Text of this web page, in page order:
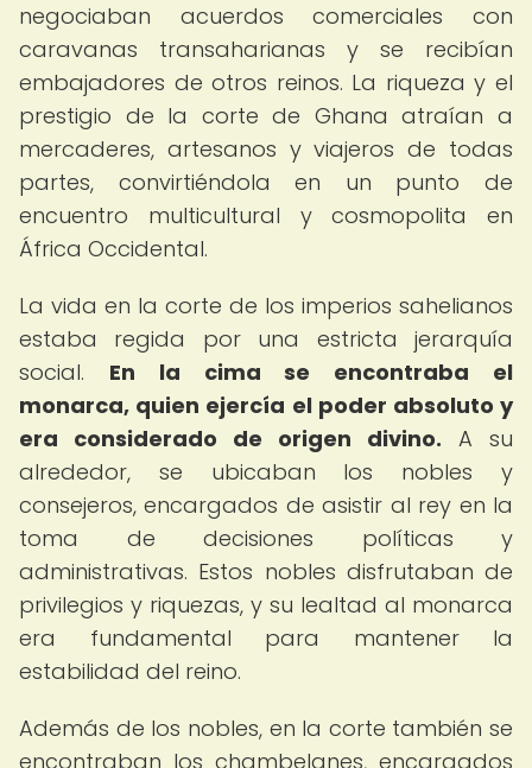
negociaban acuerdos comerciales con
caravanas transaharianas y se recibían
embajadores de otros reinos. La riqueza y el
prestigio de la corte de Ghana atraían a
mercaderes, artesanos y viajeros de todas
partes, convirtiéndola en un punto de
encuentro multicultural y cosmopolita en
África Occidental.
La vida en la corte de los imperios sahelianos
estaba regida por una estricta jerarquía
social. En la cima se encontraba el
monarca, quien ejercía el poder absoluto y
era considerado de origen divino. A su
alrededor, se ubicaban los nobles y
consejeros, encargados de asistir al rey en la
toma de decisiones políticas y
administrativas. Estos nobles disfrutaban de
privilegios y riquezas, y su lealtad al monarca
era fundamental para mantener la
estabilidad del reino.
Además de los nobles, en la corte también se
encontraban los chambelanes, encargados